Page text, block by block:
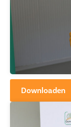
Downloaden